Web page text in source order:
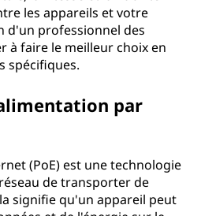
les appareils et votre
d'un professionnel des
à faire le meilleur choix en
spécifiques.
par
(PoE) est une technologie
de transporter de
signifie qu'un appareil peut